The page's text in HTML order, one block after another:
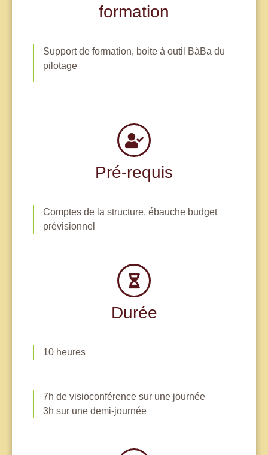
formation
Support de formation, boite à outil BàBa du
pilotage
Pré-requis
Comptes de la structure, ébauche budget
prévisionnel
Durée
10 heures
7h de visioconférence sur une journée
3h sur une demi-journée